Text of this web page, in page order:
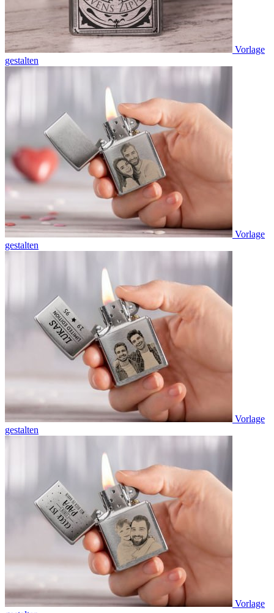
Vorlage
gestalten
Vorlage
gestalten
Vorlage
gestalten
Vorlage